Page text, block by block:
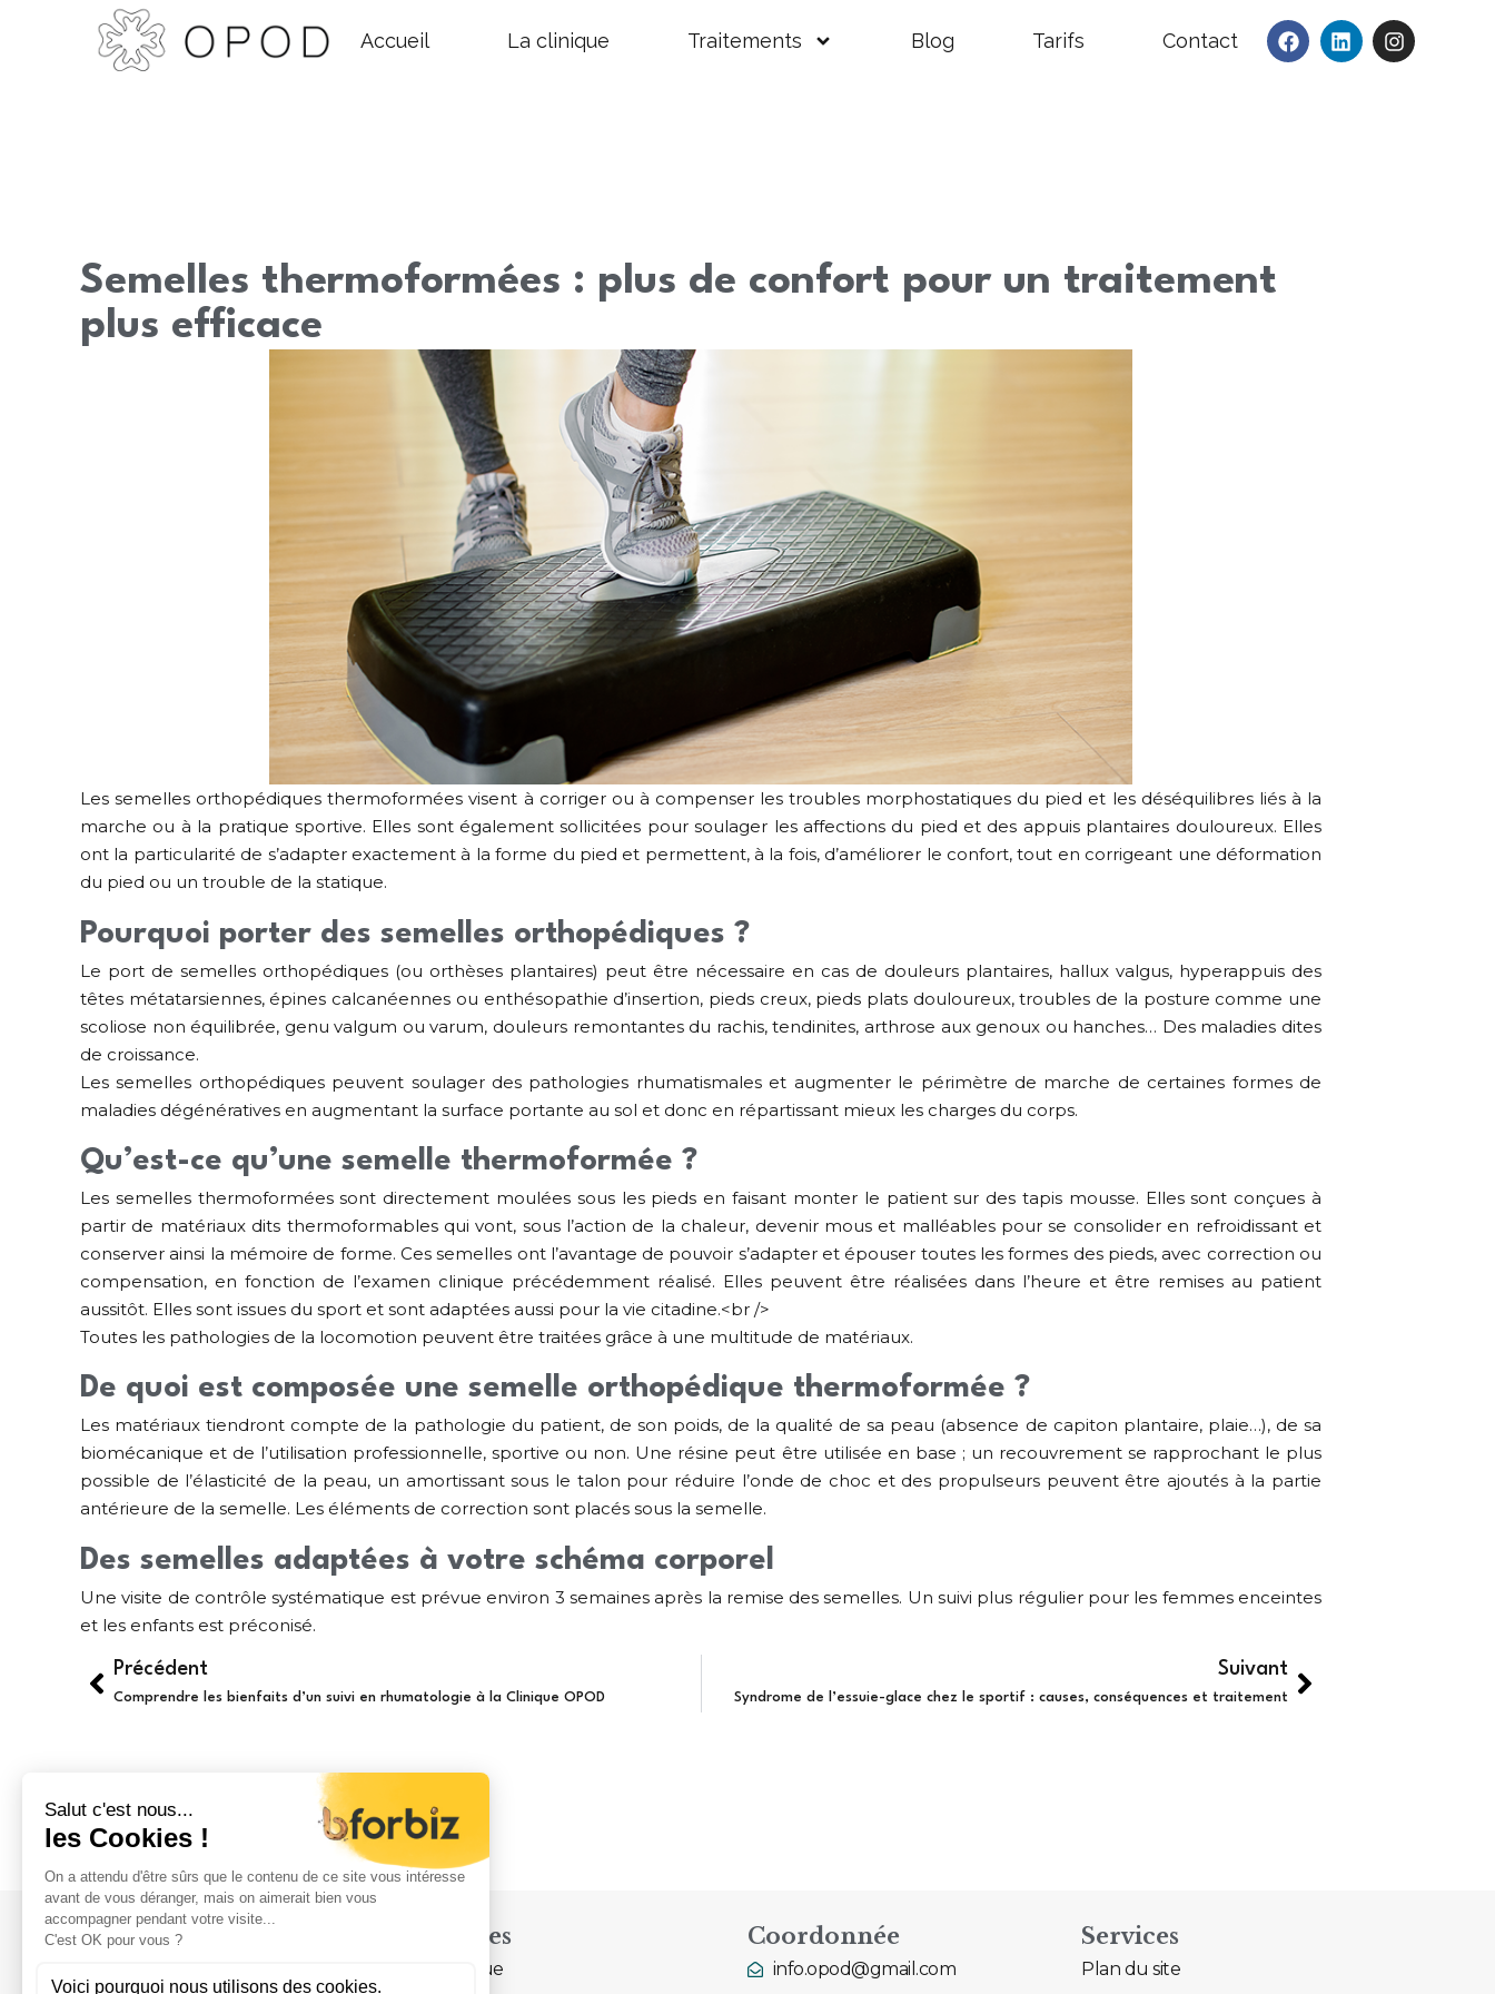
Accueil La clinique Traitements Blog Tarifs Contact
Semelles thermoformées : plus de confort pour un traitement
plus efficace
Les semelles orthopédiques thermoformées visent à corriger ou à compenser les troubles morphostatiques du pied et les déséquilibres liés à la
marche ou à la pratique sportive. Elles sont également sollicitées pour soulager les affections du pied et des appuis plantaires douloureux. Elles
ont la particularité de s’adapter exactement à la forme du pied et permettent, à la fois, d’améliorer le confort, tout en corrigeant une déformation
du pied ou un trouble de la statique.
Pourquoi porter des semelles orthopédiques ?
Le port de semelles orthopédiques (ou orthèses plantaires) peut être nécessaire en cas de douleurs plantaires, hallux valgus, hyperappuis des
têtes métatarsiennes, épines calcanéennes ou enthésopathie d’insertion, pieds creux, pieds plats douloureux, troubles de la posture comme une
scoliose non équilibrée, genu valgum ou varum, douleurs remontantes du rachis, tendinites, arthrose aux genoux ou hanches… Des maladies dites
de croissance.
Les semelles orthopédiques peuvent soulager des pathologies rhumatismales et augmenter le périmètre de marche de certaines formes de
maladies dégénératives en augmentant la surface portante au sol et donc en répartissant mieux les charges du corps.
Qu’est-ce qu’une semelle thermoformée ?
Les semelles thermoformées sont directement moulées sous les pieds en faisant monter le patient sur des tapis mousse. Elles sont conçues à
partir de matériaux dits thermoformables qui vont, sous l’action de la chaleur, devenir mous et malléables pour se consolider en refroidissant et
conserver ainsi la mémoire de forme. Ces semelles ont l’avantage de pouvoir s’adapter et épouser toutes les formes des pieds, avec correction ou
compensation, en fonction de l’examen clinique précédemment réalisé. Elles peuvent être réalisées dans l’heure et être remises au patient
aussitôt. Elles sont issues du sport et sont adaptées aussi pour la vie citadine.<br />
Toutes les pathologies de la locomotion peuvent être traitées grâce à une multitude de matériaux.
De quoi est composée une semelle orthopédique thermoformée ?
Les matériaux tiendront compte de la pathologie du patient, de son poids, de la qualité de sa peau (absence de capiton plantaire, plaie…), de sa
biomécanique et de l’utilisation professionnelle, sportive ou non. Une résine peut être utilisée en base ; un recouvrement se rapprochant le plus
possible de l’élasticité de la peau, un amortissant sous le talon pour réduire l’onde de choc et des propulseurs peuvent être ajoutés à la partie
antérieure de la semelle. Les éléments de correction sont placés sous la semelle.
Des semelles adaptées à votre schéma corporel
Une visite de contrôle systématique est prévue environ 3 semaines après la remise des semelles. Un suivi plus régulier pour les femmes enceintes
et les enfants est préconisé.
Précédent
Comprendre les bienfaits d’un suivi en rhumatologie à la Clinique OPOD
Suivant
Syndrome de l’essuie-glace chez le sportif : causes, conséquences et traitement
Services
La clinique
Coordonnée
info.opod@gmail.com
Services
Plan du site